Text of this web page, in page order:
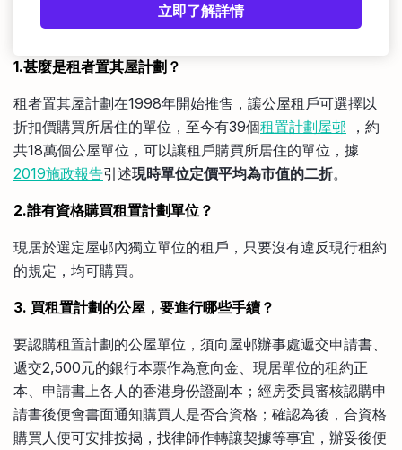
立即了解詳情
1.甚麼是租者置其屋計劃？
租者置其屋計劃在1998年開始推售，讓公屋租戶可選擇以
折扣價購買所居住的單位，至今有39個租置計劃屋邨 ，約
共18萬個公屋單位，可以讓租戶購買所居住的單位，據
2019施政報告引述現時單位定價平均為市值的二折。
2.誰有資格購買租置計劃單位？
現居於選定屋邨內獨立單位的租戶，只要沒有違反現行租約
的規定，均可購買。
3. 買租置計劃的公屋，要進行哪些手續？
要認購租置計劃的公屋單位，須向屋邨辦事處遞交申請書、
遞交2,500元的銀行本票作為意向金、現居單位的租約正
本、申請書上各人的香港身份證副本；經房委員審核認購申
請書後便會書面通知購買人是否合資格；確認為後，合資格
購買人便可安排按揭，找律師作轉讓契據等事宜，辦妥後便